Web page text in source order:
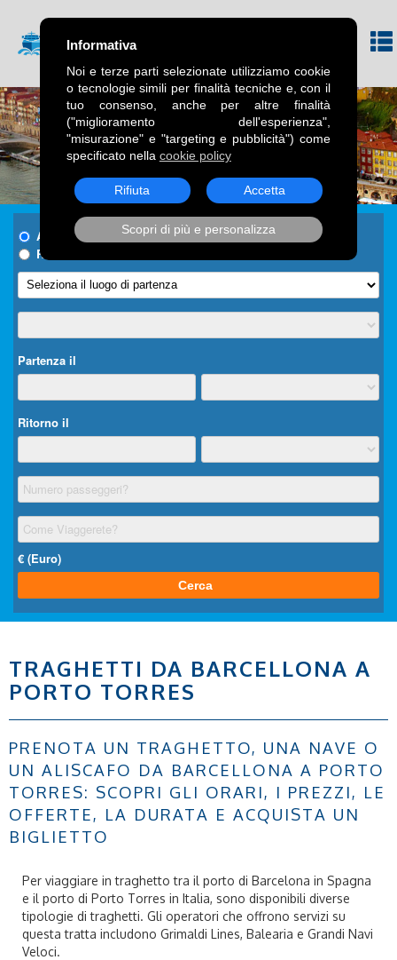
TRAGHETTI DA BARCELLONA A
PORTO TORRES
PRENOTA UN TRAGHETTO, UNA NAVE O
UN ALISCAFO DA BARCELLONA A PORTO
TORRES: SCOPRI GLI ORARI, I PREZZI, LE
OFFERTE, LA DURATA E ACQUISTA UN
BIGLIETTO
Per viaggiare in traghetto tra il porto di Barcelona in Spagna
e il porto di Porto Torres in Italia, sono disponibili diverse
tipologie di traghetti. Gli operatori che offrono servizi su
questa tratta includono Grimaldi Lines, Balearia e Grandi Navi
Veloci.
Informativa
Noi e terze parti selezionate utilizziamo cookie
o tecnologie simili per finalità tecniche e, con il
tuo consenso, anche per altre finalità
("miglioramento dell'esperienza",
"misurazione" e "targeting e pubblicità") come
specificato nella cookie policy
Rifiuta Accetta
Scopri di più e personalizza